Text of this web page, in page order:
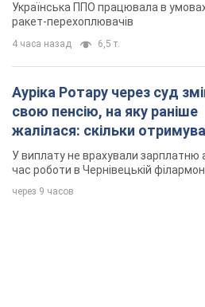
Українська ППО працювала в
ракет-перехоплювачів
4 часа назад 6,5 т.
Ауріка Ротару через суд
свою пенсію, на яку раніше
жалілася: скільки
співачка
У виплату не врахували зарплатню
час роботи в Чернівецькій
через 9 часов